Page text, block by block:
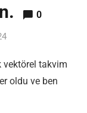
0
vektörel takvim
oldu ve ben